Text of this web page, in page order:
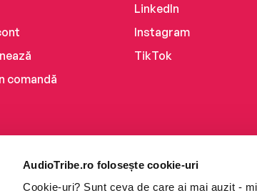
AudioTribe.ro folosește cookie-uri
Cookie-uri? Sunt ceva de care ai mai auzit -
comandă
LinkedIn
Instagram
TikTok